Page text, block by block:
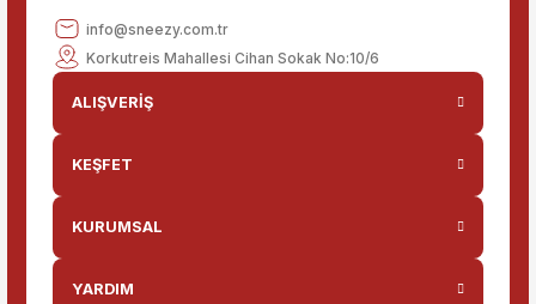
info@sneezy.com.tr
Korkutreis Mahallesi Cihan Sokak No:10/6
ALIŞVERİŞ
KEŞFET
KURUMSAL
YARDIM